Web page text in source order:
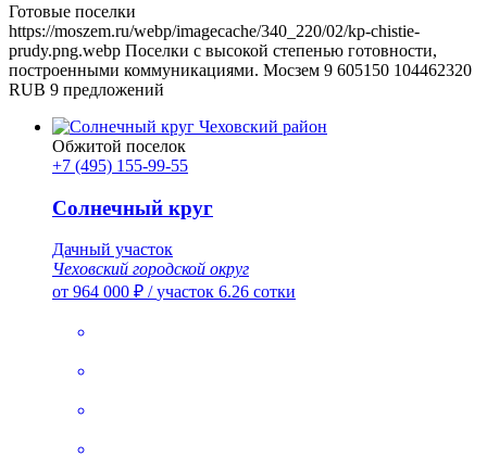
Готовые поселки
https://moszem.ru/webp/imagecache/340_220/02/kp-chistie-
prudy.png.webp Поселки с высокой степенью готовности,
построенными коммуникациями. Мосзем 9 605150 104462320
RUB 9 предложений
Обжитой поселок
+7 (495) 155-99-55
Солнечный круг
Дачный участок
Чеховский городской округ
от 964 000 ₽ /участок 6.26 сотки